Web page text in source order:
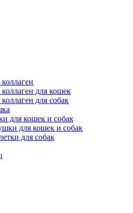
для кошек
для собак
для кошек и собак
для кошек и собак
для собак